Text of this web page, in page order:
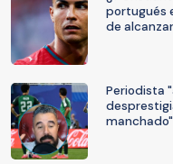
portugués
de
Periodista